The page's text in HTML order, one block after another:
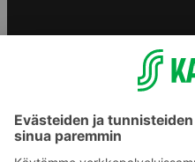
S-ryhmän palvelut
Asiakasomistajuus